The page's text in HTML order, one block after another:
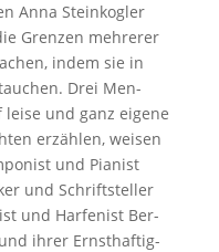
Anna Stein­kog­ler
Gren­zen meh­re­rer
indem sie in
Drei Men­
und ganz eige­ne
erzäh­len, wei­sen
und Pia­nist
und Schrift­stel­ler
und Har­fe­nist Ber­
ihrer Ernst­haf­tig­